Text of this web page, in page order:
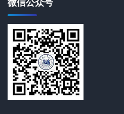
微信公众号